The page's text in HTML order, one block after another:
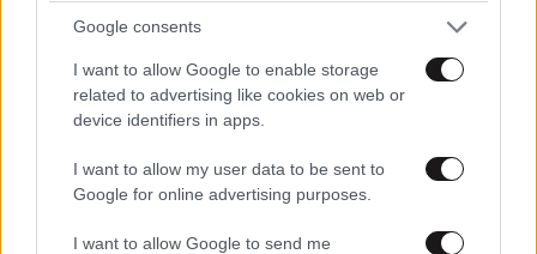
Google consents
I want to allow Google to enable storage
related to advertising like cookies on web or
device identifiers in apps.
I want to allow my user data to be sent to
Google for online advertising purposes.
I want to allow Google to send me